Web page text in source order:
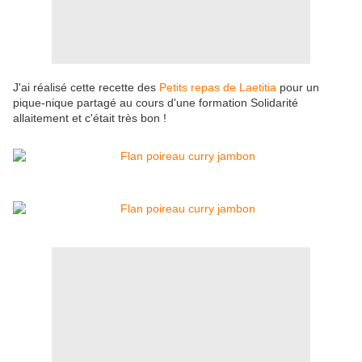
J'ai réalisé cette recette des Petits repas de Laetitia pour un
pique-nique partagé au cours d'une formation Solidarité
allaitement et c'était très bon !